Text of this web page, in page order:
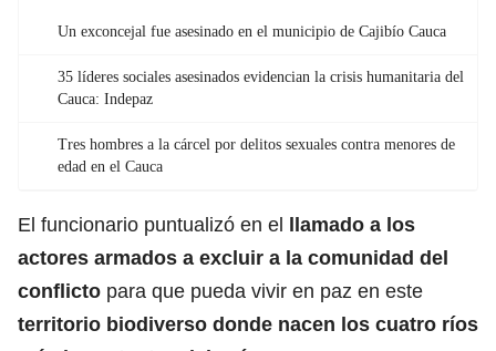
Un exconcejal fue asesinado en el municipio de Cajibío Cauca
35 líderes sociales asesinados evidencian la crisis humanitaria del
Cauca: Indepaz
Tres hombres a la cárcel por delitos sexuales contra menores de
edad en el Cauca
El funcionario puntualizó en el llamado a los
actores armados a excluir a la comunidad del
conflicto para que pueda vivir en paz en este
territorio biodiverso donde nacen los cuatro ríos